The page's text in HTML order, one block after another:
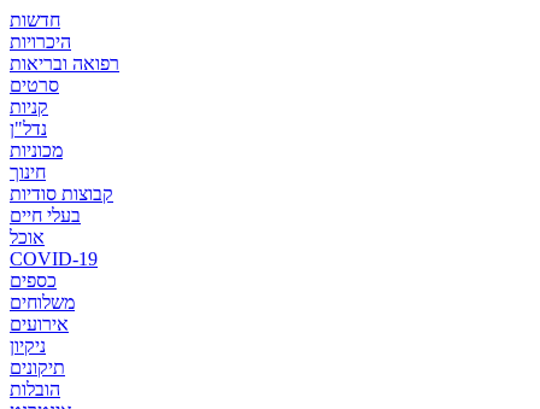
חדשות
היכרויות
רפואה ובריאות
סרטים
קניות
נדל"ן
מכוניות
חינוך
קבוצות סודיות
בעלי חיים
אוכל
COVID-19
כספים
משלוחים
אירועים
ניקיון
תיקונים
הובלות